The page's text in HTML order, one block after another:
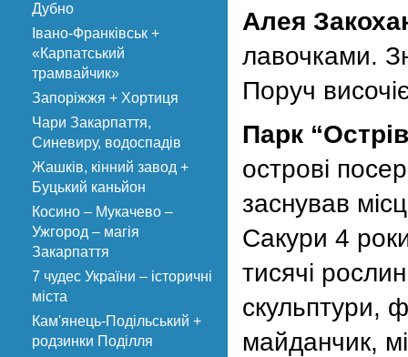
Дубно
Івано-Франківськ +
«Карпатський
трамвайчик»
Запоріжжя + Хортиця
Чари Закарпаття,
Синевиру, водоспадів
Жашків, кінний завод +
Буцький каньйон
Косино – Мукачево –
Ужгород – магія
Закарпаття
7 чудес України – історичні
міста
Кам'янець-Подільський +
родзинки Поділля
Алея
лавочками.
Поруч
Парк
острові
заснував
Сакури 4
тисячі
скульптури,
майданчик,